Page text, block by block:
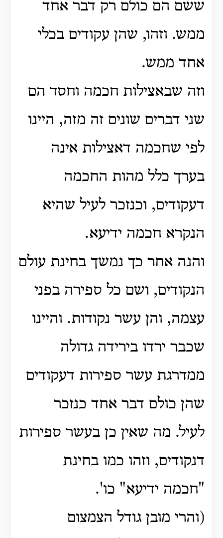
ששם הם כולם רק דבר אחד
ממש. וזהו, שהן עקודים בכלי
אחד ממש.
וזה שבאצילות חכמה וחסד הם
שני דברים שונים זה מזה, היינו
לפי שחכמה דאצילות אינה
בערך כלל מהות החכמה
דעקודים, וכנזכר לעיל שהיא
הנקרא חכמה ידיעא.
והנה אחר כך נמשך בחינת עולם
הנקודים, ושם כל ספירה בפני
עצמה, והן עשר נקודות. והיינו
שכבר ירדו בירידה גדולה
ממדרגת עשר ספירות דעקודים
שהן כולם דבר אחד כנזכר
לעיל. מה שאין כן בעשר ספירות
דנקודים, וזהו כמו בחינת
"חכמה ידיעא" כו'.
(והרי מובן גודל הצמצום